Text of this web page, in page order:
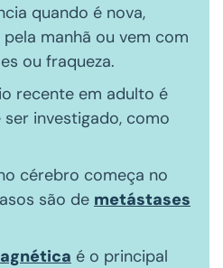
quando é nova,
manhã ou vem com
ou fraqueza.
recente em adulto é
ser investigado, como
cérebro começa no
são de metástases
é o principal